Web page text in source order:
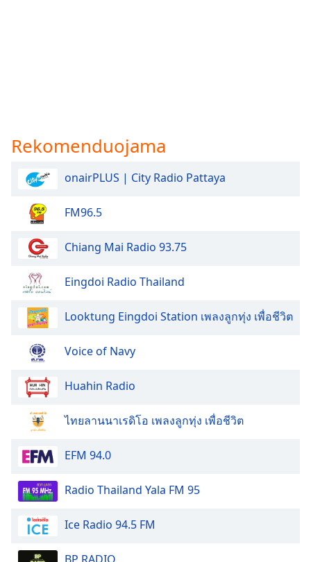
Rekomenduojama
onairPLUS | City Radio Pattaya
FM96.5
Chiang Mai Radio 93.75
Eingdoi Radio Thailand
Looktung Eingdoi Station เพลงลูกทุ่ง เพื่อชีวิต
Voice of Navy
Huahin Radio
ไทยลานนาเรดิโอ เพลงลูกทุ่ง เพื่อชีวิต
EFM 94.0
Radio Thailand Yala FM 95
Ice Radio 94.5 FM